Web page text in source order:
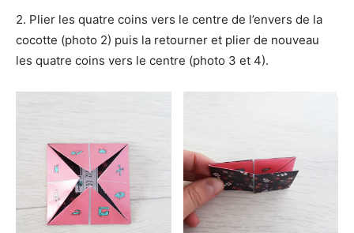
2. Plier les quatre coins vers le centre de l’envers de la
cocotte (photo 2) puis la retourner et plier de nouveau
les quatre coins vers le centre (photo 3 et 4).